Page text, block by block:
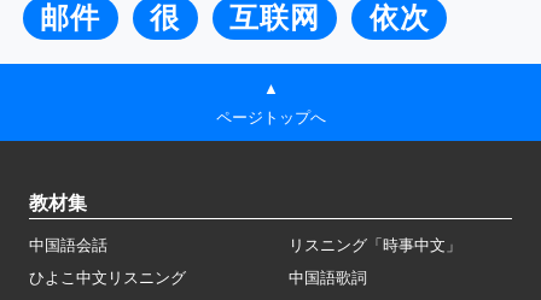
邮件
很 互联网 依次
▲
ページトップへ
教材集
中国語会話
リスニング「時事中文」
ひよこ中文リスニング
中国語歌詞